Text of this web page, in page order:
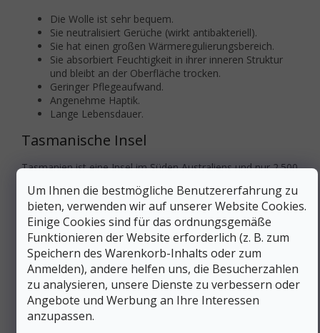
Um Ihnen die bestmögliche Benutzererfahrung zu
bieten, verwenden wir auf unserer Website Cookies.
Einige Cookies sind für das ordnungsgemäße
Funktionieren der Website erforderlich (z. B. zum
Speichern des Warenkorb-Inhalts oder zum
Anmelden), andere helfen uns, die Besucherzahlen
zu analysieren, unsere Dienste zu verbessern oder
Angebote und Werbung an Ihre Interessen
anzupassen.
Die Wolle ist sehr bequem.
Sie neutralisiert Gerüche (wirkt antibakteriell).
Sie hat einen großen Wärmeregulierungsbereich.
Sie absorbiert Feuchtigkeit in ihrer inneren Struktur
und bleibt an der Oberfläche trocken.
Geringer Pflegeaufwand.
Angenehme Haptik.
Lange Lebensdauer.
Tasmanische Insel
Tasmanien ist eine Insel im Süden Australiens und nur 2.500
reichlich Niederschlag und nahrhaftem Weideland für
Schafe. Die Insel ist streng gegen Schafskrankheiten
geschützt. Das macht Tasmanien zum geeignetsten Ort der
Welt für die Zucht von Merinoschafen, und seit über 150
Jahren wird hier die besteQualitätswolle derWelt
produziert.
Kompromisslose Zwei-Jahres-Garantie
ORTOVOX-Produkte werden nach höchsten